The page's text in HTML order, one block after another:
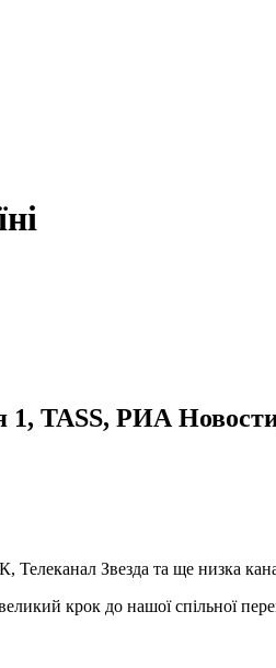
1, TASS, РИА
Телеканал Звезда та ще низка
крок до нашої спільної